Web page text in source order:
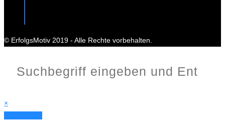
© ErfolgsMotiv 2019 - Alle Rechte vorbehalten.
×